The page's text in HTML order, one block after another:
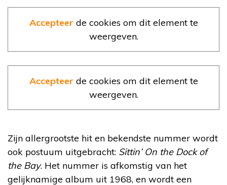
Accepteer de cookies om dit element te
weergeven.
Accepteer de cookies om dit element te
weergeven.
Zijn allergrootste hit en bekendste nummer wordt
ook postuum uitgebracht: Sittin’ On the Dock of
the Bay. Het nummer is afkomstig van het
gelijknamige album uit 1968, en wordt een